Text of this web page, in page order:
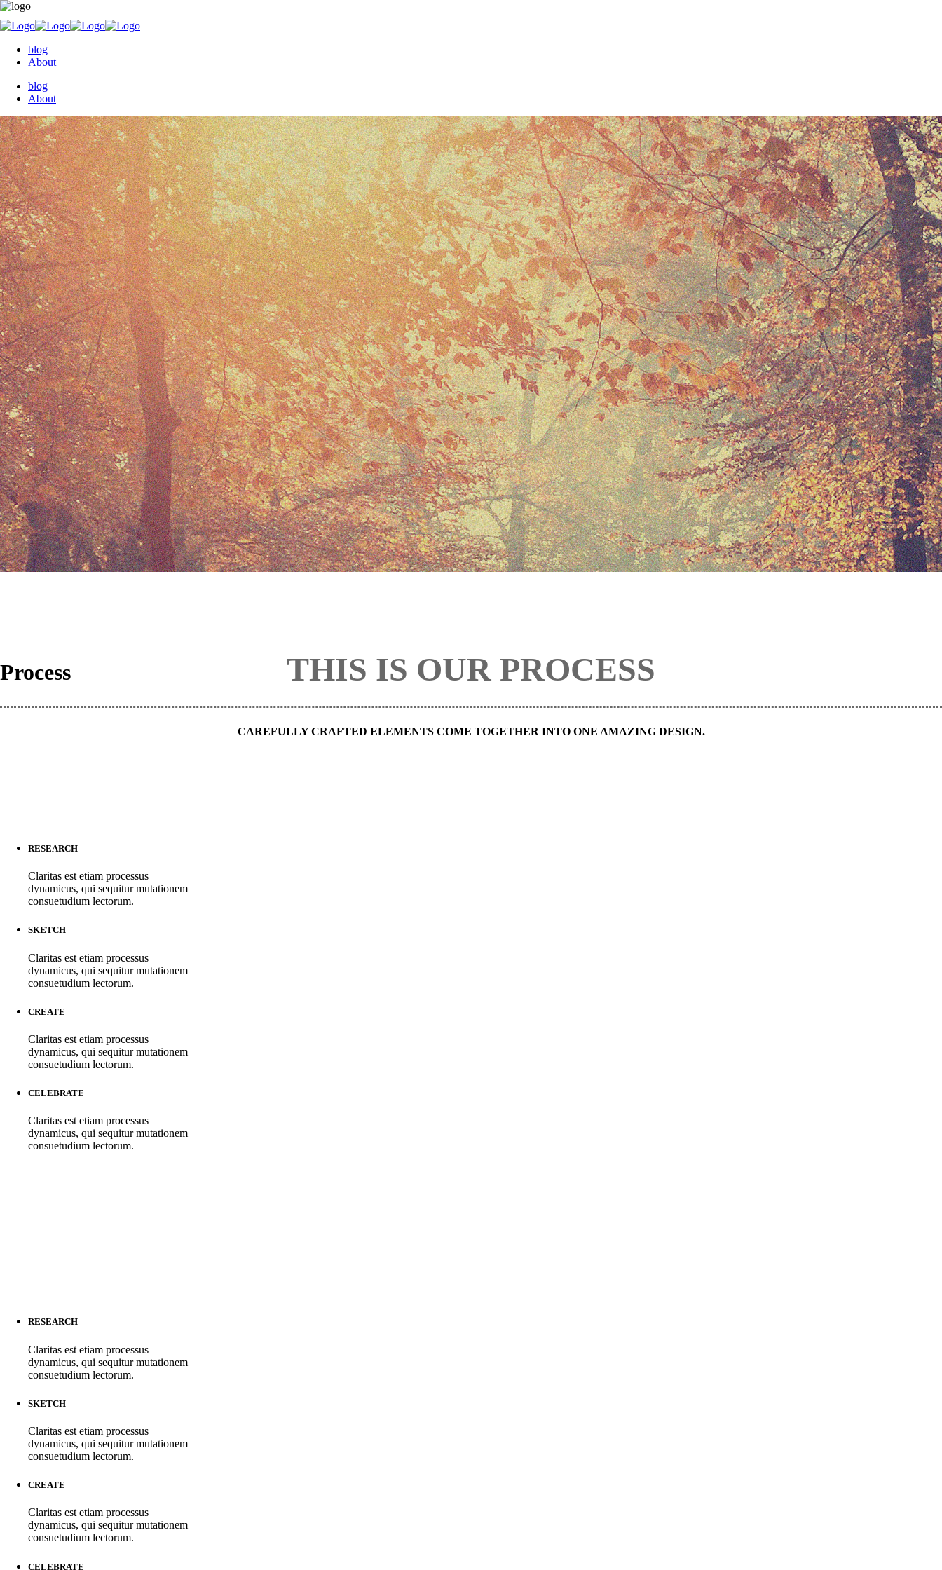
blog
About
blog
About
Process THIS IS OUR PROCESS
CAREFULLY CRAFTED ELEMENTS COME TOGETHER INTO ONE AMAZING DESIGN.
RESEARCH
Claritas est etiam processus
dynamicus, qui sequitur mutationem
consuetudium lectorum.
SKETCH
Claritas est etiam processus
dynamicus, qui sequitur mutationem
consuetudium lectorum.
CREATE
Claritas est etiam processus
dynamicus, qui sequitur mutationem
consuetudium lectorum.
CELEBRATE
Claritas est etiam processus
dynamicus, qui sequitur mutationem
consuetudium lectorum.
RESEARCH
Claritas est etiam processus
dynamicus, qui sequitur mutationem
consuetudium lectorum.
SKETCH
Claritas est etiam processus
dynamicus, qui sequitur mutationem
consuetudium lectorum.
CREATE
Claritas est etiam processus
dynamicus, qui sequitur mutationem
consuetudium lectorum.
CELEBRATE